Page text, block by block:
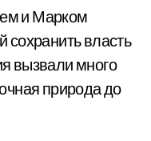
и Марком
сохранить власть
вызвали много
природа до